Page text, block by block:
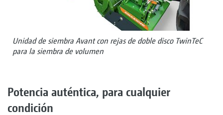
Unidad de siembra Avant con rejas de doble disco TwinTeC
para la siembra de volumen
Potencia auténtica, para cualquier
condición